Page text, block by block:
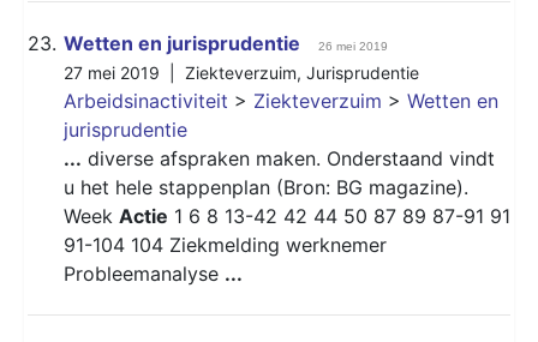
23. Wetten en jurisprudentie 26 mei 2019
27 mei 2019 | Ziekteverzuim, Jurisprudentie
Arbeidsinactiviteit > Ziekteverzuim > Wetten en
jurisprudentie
... diverse afspraken maken. Onderstaand vindt
u het hele stappenplan (Bron: BG magazine).
Week Actie 1 6 8 13-42 42 44 50 87 89 87-91 91
91-104 104 Ziekmelding werknemer
Probleemanalyse ...